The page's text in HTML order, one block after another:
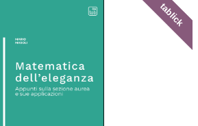
tablick